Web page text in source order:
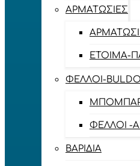
ΑΡΜΑΤΩΣΙΈΣ
ΈΤΟΙΜΑ-
ΦΕΛΛΟΊ-BULDO
ΦΕΛΛΟΊ -
ΒΑΡΊΔΙΑ